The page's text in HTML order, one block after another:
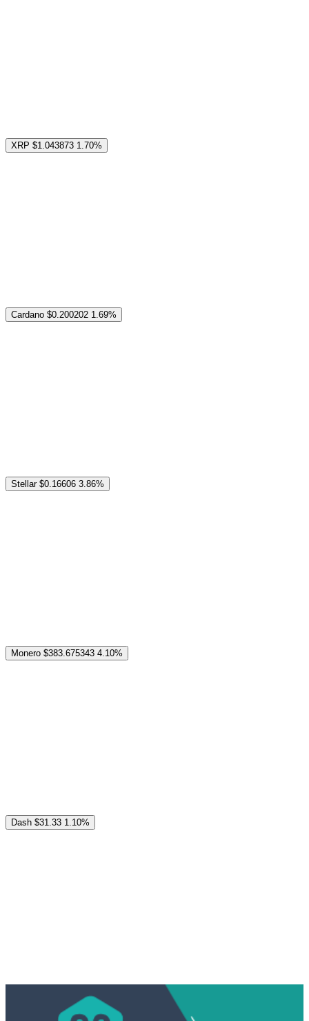
XRP $1.043873 1.70%
Cardano $0.200202 1.69%
Stellar $0.16606 3.86%
Monero $383.675343 4.10%
Dash $31.33 1.10%